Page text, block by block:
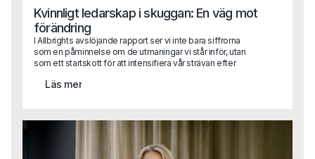
Kvinnligt ledarskap i skuggan: En väg mot
förändring
I Allbrights avslöjande rapport ser vi inte bara siffrorna
som en påminnelse om de utmaningar vi står inför, utan
som ett startskott för att intensifiera vår strävan efter
att omsätta rapportens insikter i praktisk handling.
Läs mer